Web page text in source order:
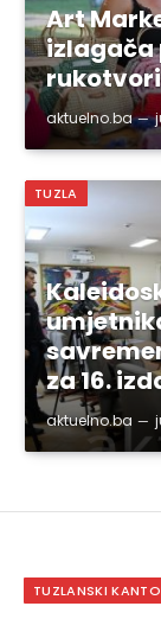
Art
izlagača
aktuelno.ba
TUZLA
za 16.
aktuelno.ba
TUZLANSKI